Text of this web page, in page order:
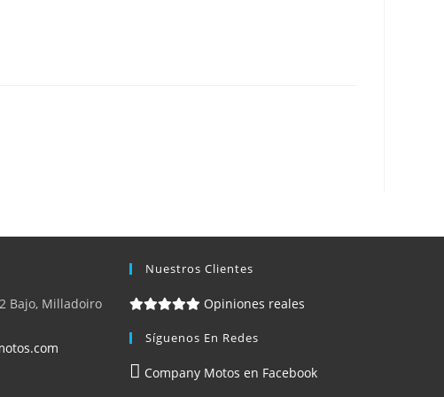
Bajo, Milladoiro
Nuestros Clientes
Opiniones reales
Síguenos En Redes
Company Motos en Facebook